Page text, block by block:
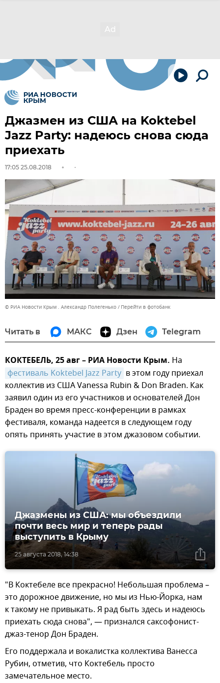
Джазмен из США на Koktebel
Jazz Party: надеюсь снова сюда
приехать
17:05 25.08.2018
© РИА Новости Крым . Александр Полегенько Перейти в фотобанк
Читать в МАКС Дзен Telegram
КОКТЕБЕЛЬ, 25 авг – РИА Новости Крым. На
фестиваль Koktebel Jazz Party в этом году приехал
коллектив из США Vanessa Rubin & Don Braden. Как
заявил один из его участников и основателей Дон
Браден во время пресс-конференции в рамках
фестиваля, команда надеется в следующем году
опять принять участие в этом джазовом событии.
25 августа 2018, 14:38
Джазмены из США: мы объездили
почти весь мир и теперь рады
выступить в Крыму
"В Коктебеле все прекрасно! Небольшая проблема –
это дорожное движение, но мы из Нью-Йорка, нам
к такому не привыкать. Я рад быть здесь и надеюсь
приехать сюда снова", — признался саксофонист-
джаз-тенор Дон Браден.
Его поддержала и вокалистка коллектива Ванесса
Рубин, отметив, что Коктебель просто
замечательное место.